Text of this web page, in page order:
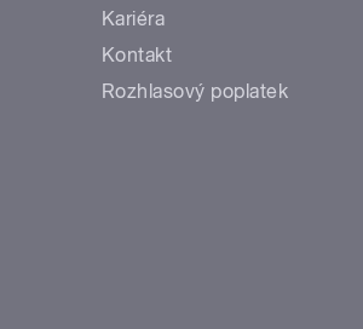
Kariéra
Kontakt
Rozhlasový poplatek